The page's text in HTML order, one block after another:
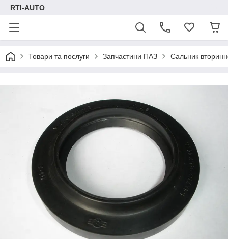
RTI-AUTO
Товари та послуги Запчастини ПАЗ Сальник